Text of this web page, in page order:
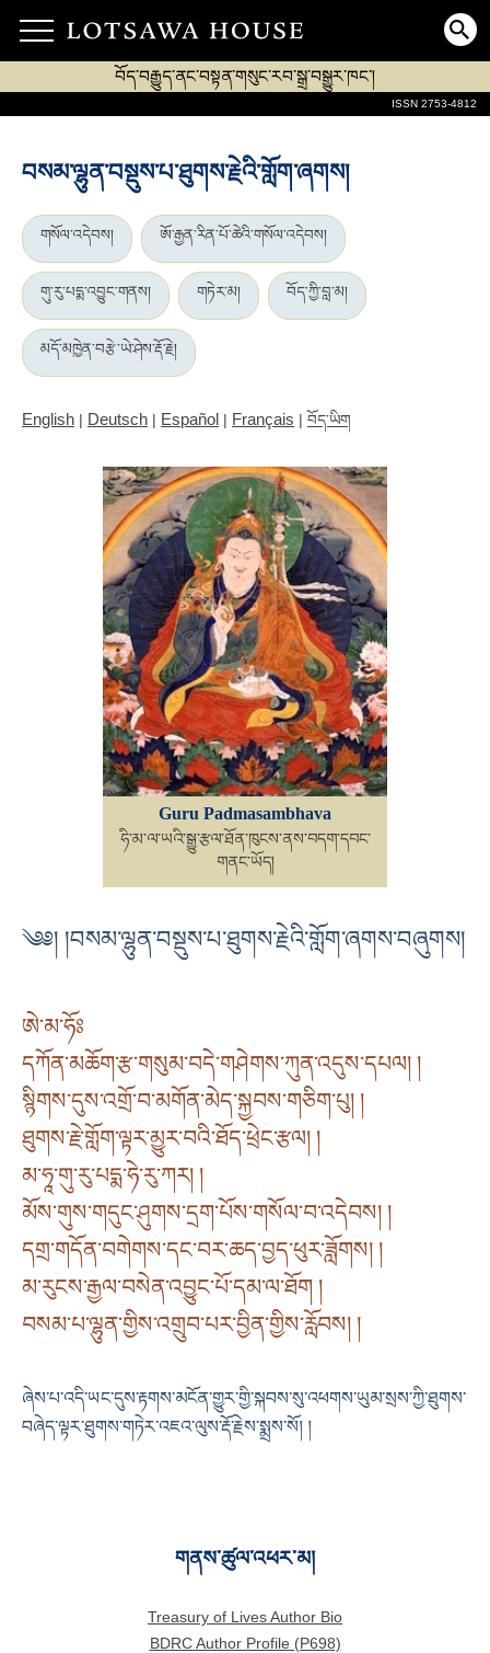
བོད་བརྒྱུད་ནང་བསྟན་གསུང་རབ་སྒྲ་བསྒྱུར་ཁང་།
ISSN 2753-4812
བསམ་ལྷུན་བསྡུས་པ་ཐུགས་རྗེའི་གློག་ཞགས།
གསོལ་འདེབས། ཨོ་རྒྱན་རིན་པོ་ཆེའི་གསོལ་འདེབས།
གུ་རུ་པདྨ་འབྱུང་གནས། གཏེར་མ། བོད་ཀྱི་བླ་མ།
མདོ་མཁྱེན་བརྩེ་ཡེ་ཤེས་རྡོ་རྗེ།
English | Deutsch | Español | Français | བོད་ཡིག
Guru Padmasambhava
ཧི་མ་ལ་ཡའི་སྒྱུ་རྩལ་ཐོན་ཁུངས་ནས་བདག་དབང་
གནང་ཡོད།
༄༅། །བསམ་ལྷུན་བསྡུས་པ་ཐུགས་རྗེའི་གློག་ཞགས་བཞུགས།
ཨེ་མ་ཧོཿ
དཀོན་མཆོག་རྩ་གསུམ་བདེ་གཤེགས་ཀུན་འདུས་དཔལ། །
སྙིགས་དུས་འགྲོ་བ་མགོན་མེད་སྐྱབས་གཅིག་པུ། །
ཐུགས་རྗེ་གློག་ལྟར་མྱུར་བའི་ཐོད་ཕྲེང་རྩལ། །
མ་ཧཱ་གུ་རུ་པདྨ་ཧེ་རུ་ཀར། །
མོས་གུས་གདུང་ཤུགས་དྲག་པོས་གསོལ་བ་འདེབས། །
དགྲ་གདོན་བགེགས་དང་བར་ཆད་བྱད་ཕུར་ཟློགས། །
མ་རུངས་རྒྱལ་བསེན་འབྱུང་པོ་དམ་ལ་ཐོག །
བསམ་པ་ལྷུན་གྱིས་འགྲུབ་པར་བྱིན་གྱིས་རློབས། །
ཞེས་པ་འདི་ཡང་དུས་རྟགས་མངོན་གྱུར་གྱི་སྐབས་སུ་འཕགས་ཡུམ་སྲས་ཀྱི་ཐུགས་
བཞེད་ལྟར་ཐུགས་གཏེར་འཇའ་ལུས་རྡོ་རྗེས་སྨྲས་སོ། །
གནས་ཚུལ་འཕར་མ།
Treasury of Lives Author Bio
BDRC Author Profile (P698)